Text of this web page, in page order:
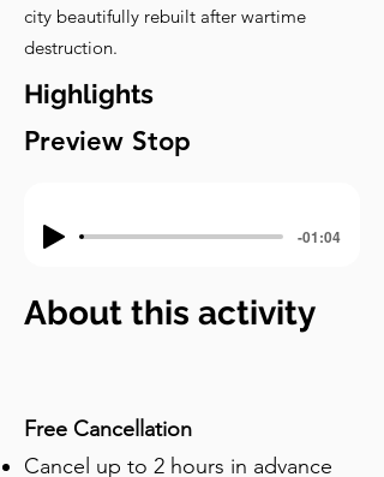
city beautifully rebuilt after wartime
destruction.
Highlights
Preview Stop
-01:04
About this activity
Free Cancellation
Cancel up to 2 hours in advance